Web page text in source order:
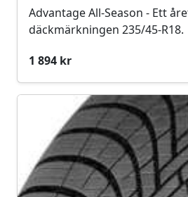
Advantage All-Season - Ett
däckmärkningen 235/45-R18.
1 894 kr